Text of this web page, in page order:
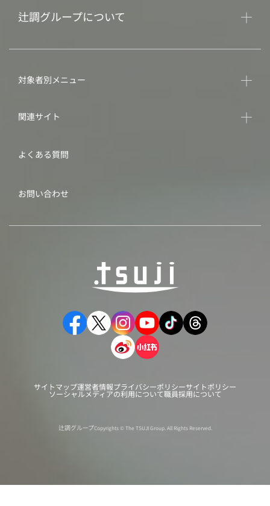
辻調グループについて
対象者別メニュー
関連サイト
よくある質問
お問い合わせ
サイトマップ運営者情報プライバシーポリシーサイトポリシー
ソーシャルメディアの利用について職員採用について
辻調グループCopyrights © The TSUJI Group. All Rights Reserved.